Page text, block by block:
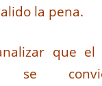
la pena.
que el
se